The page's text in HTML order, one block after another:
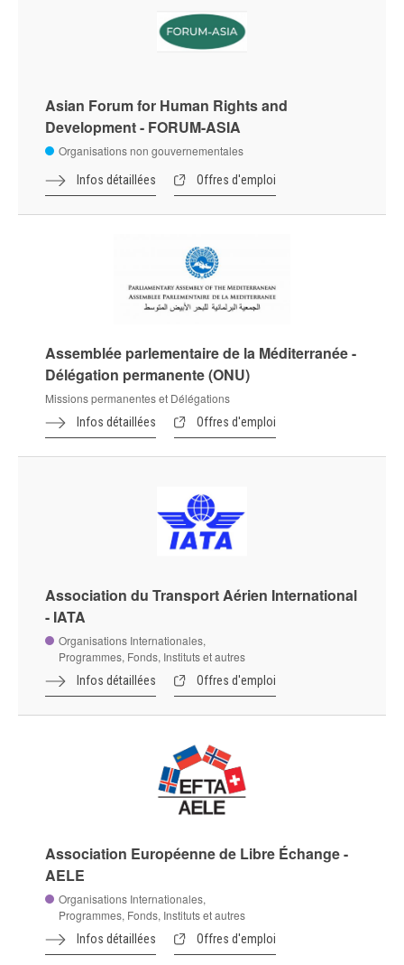
Asian Forum for Human Rights and
Development - FORUM-ASIA
Organisations non gouvernementales
Infos détaillées Offres d'emploi
Assemblée parlementaire de la Méditerranée -
Délégation permanente (ONU)
Missions permanentes et Délégations
Infos détaillées Offres d'emploi
Association du Transport Aérien International
- IATA
Organisations Internationales,
Programmes, Fonds, Instituts et autres
Infos détaillées Offres d'emploi
Association Européenne de Libre Échange -
AELE
Organisations Internationales,
Programmes, Fonds, Instituts et autres
Infos détaillées Offres d'emploi